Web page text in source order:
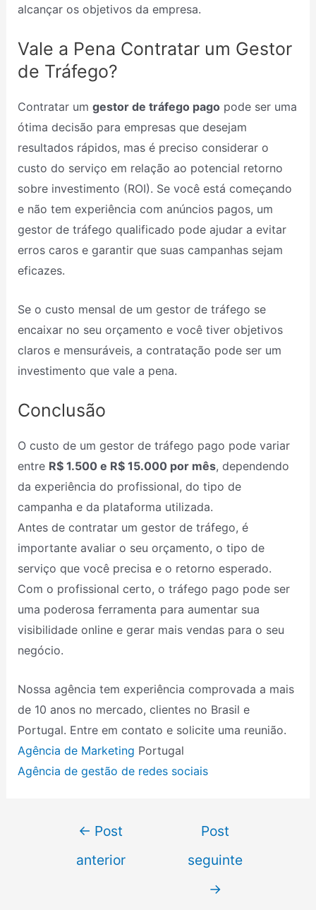
alcançar os objetivos da empresa.
Vale a Pena Contratar um Gestor
de Tráfego?
Contratar um gestor de tráfego pagopode ser uma
ótima decisão para empresas que desejam
resultados rápidos, mas é preciso considerar o
custo do serviço em relação ao potencial retorno
sobre investimento (ROI). Se você está começando
e não tem experiência com anúncios pagos, um
gestor de tráfego qualificado pode ajudar a evitar
erros caros e garantir que suas campanhas sejam
eficazes.
Se o custo mensal de um gestor de tráfego se
encaixar no seu orçamento e você tiver objetivos
claros e mensuráveis, a contratação pode ser um
investimento que vale a pena.
Conclusão
O custo de um gestor de tráfego pago pode variar
entre R$ 1.500 e R$ 15.000 por mês, dependendo
da experiência do profissional, do tipo de
campanha e da plataforma utilizada.
Antes de contratar um gestor de tráfego, é
importante avaliar o seu orçamento, o tipo de
serviço que você precisa e o retorno esperado.
Com o profissional certo, o tráfego pago pode ser
uma poderosa ferramenta para aumentar sua
visibilidade online e gerar mais vendas para o seu
negócio.
Nossa agência tem experiência comprovada a mais
de 10 anos no mercado, clientes no Brasil e
Portugal. Entre em contato e solicite uma reunião.
Agência de Marketing Portugal
Agência de gestão de redes sociais
← Post
anterior
Post
seguinte
→